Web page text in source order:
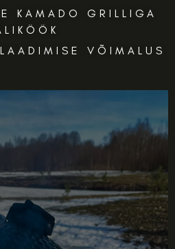
KAMADO GRILLIGA
VÕIMALUS